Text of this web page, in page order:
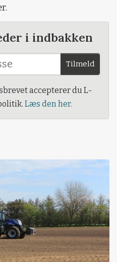
i indbakken
Tilmeld
accepterer du L-
Læs den her.